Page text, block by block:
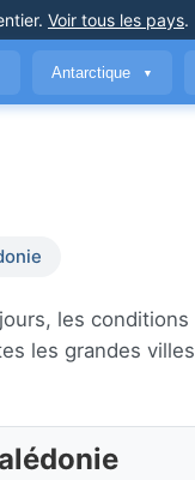
. Voir tous les pays.
Antarctique ▼
les conditions
les grandes villes